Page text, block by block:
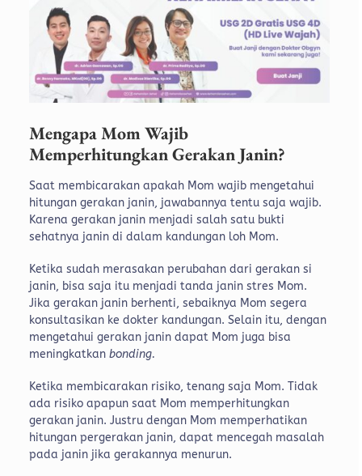
Mengapa Mom Wajib
Memperhitungkan Gerakan Janin?
Saat membicarakan apakah Mom wajib mengetahui
hitungan gerakan janin, jawabannya tentu saja wajib.
Karena gerakan janin menjadi salah satu bukti
sehatnya janin di dalam kandungan loh Mom.
Ketika sudah merasakan perubahan dari gerakan si
janin, bisa saja itu menjadi tanda janin stres Mom.
Jika gerakan janin berhenti, sebaiknya Mom segera
konsultasikan ke dokter kandungan. Selain itu, dengan
mengetahui gerakan janin dapat Mom juga bisa
meningkatkan bonding.
Ketika membicarakan risiko, tenang saja Mom. Tidak
ada risiko apapun saat Mom memperhitungkan
gerakan janin. Justru dengan Mom memperhatikan
hitungan pergerakan janin, dapat mencegah masalah
pada janin jika gerakannya menurun.